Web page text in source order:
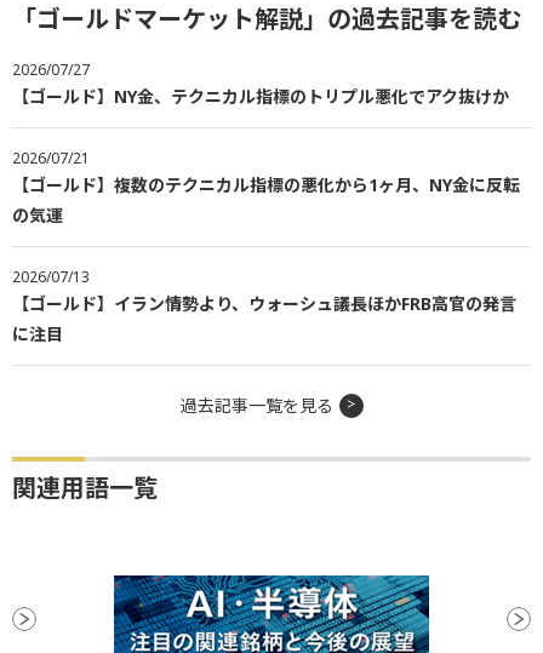
「ゴールドマーケット解説」の過去記事を読む
2026/07/27
【ゴールド】NY金、テクニカル指標のトリプル悪化でアク抜けか
2026/07/21
【ゴールド】複数のテクニカル指標の悪化から1ヶ月、NY金に反転
の気運
2026/07/13
【ゴールド】イラン情勢より、ウォーシュ議長ほかFRB高官の発言
に注目
過去記事一覧を見る
関連用語一覧